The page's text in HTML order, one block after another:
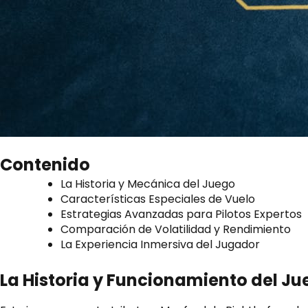
Contenido
La Historia y Mecánica del Juego
Características Especiales de Vuelo
Estrategias Avanzadas para Pilotos Expertos
Comparación de Volatilidad y Rendimiento
La Experiencia Inmersiva del Jugador
La Historia y Funcionamiento del